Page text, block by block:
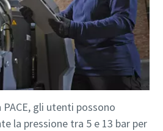
gli utenti possono
la pressione tra 5 e 13 bar per